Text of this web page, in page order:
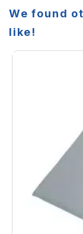
We found
like!